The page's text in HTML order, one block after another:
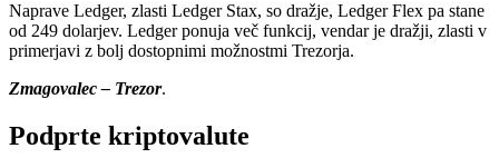
Naprave Ledger, zlasti Ledger Stax, so dražje, Ledger Flex pa stane
od 249 dolarjev. Ledger ponuja več funkcij, vendar je dražji, zlasti v
primerjavi z bolj dostopnimi možnostmi Trezorja.
Zmagovalec – Trezor.
Podprte kriptovalute